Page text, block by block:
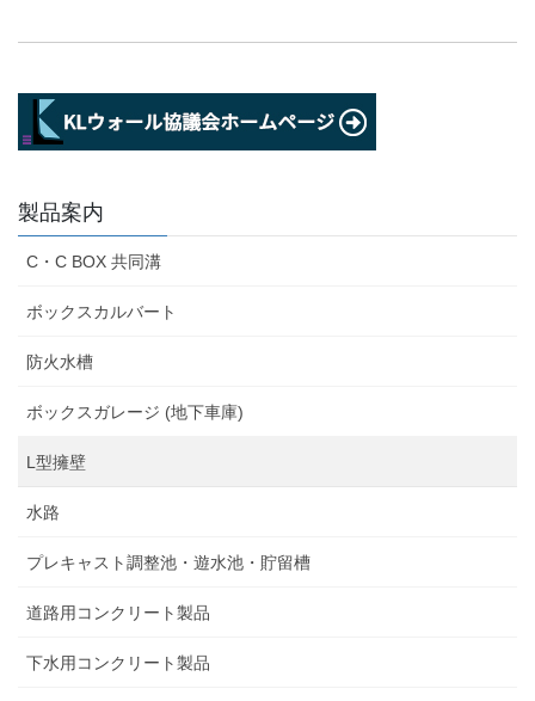
製品案内
C・C BOX 共同溝
ボックスカルバート
防火水槽
ボックスガレージ (地下車庫)
L型擁壁
水路
プレキャスト調整池・遊水池・貯留槽
道路用コンクリート製品
下水用コンクリート製品